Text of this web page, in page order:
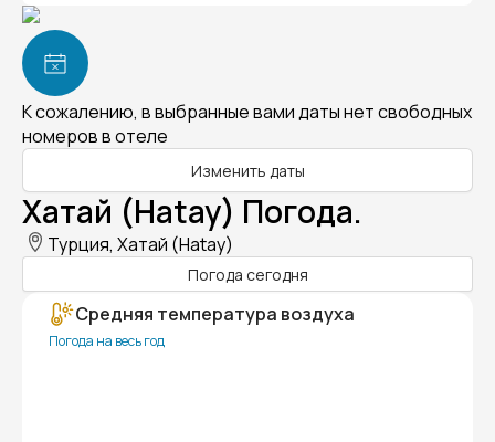
К сожалению, в выбранные вами даты нет свободных
номеров в отеле
Изменить даты
Хатай (Hatay) Погода.
Турция, Хатай (Hatay)
Погода сегодня
Средняя температура воздуха
Погода на весь год